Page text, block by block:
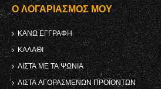
Ο ΛΟΓΑΡΙΑΣΜΌΣ ΜΟΥ
ΚΑΝΩ ΕΓΓΡΑΦΗ
ΚΑΛΆΘΙ
ΛΊΣΤΑ ΜΕ ΤΑ ΨΏΝΙΑ
ΛΊΣΤΑ ΑΓΟΡΑΣΜΈΝΩΝ ΠΡΟΪΌΝΤΩΝ